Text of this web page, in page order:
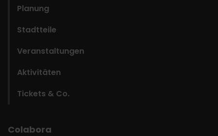
Planung
Stadtteile
Veranstaltungen
Aktivitäten
Tickets & Co.
Colabora